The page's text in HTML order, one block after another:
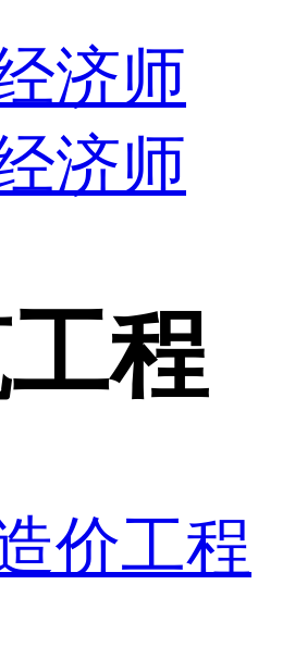
济师
济师
程
价工程